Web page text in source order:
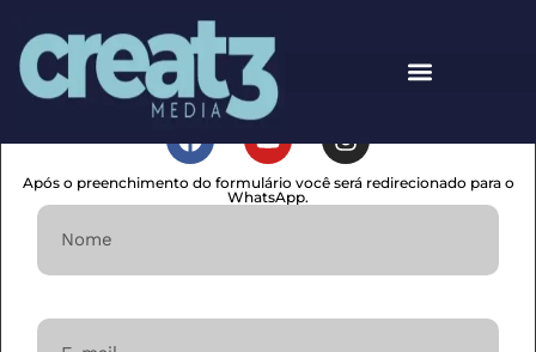
Após o preenchimento do formulário você será redirecionado para o
WhatsApp.